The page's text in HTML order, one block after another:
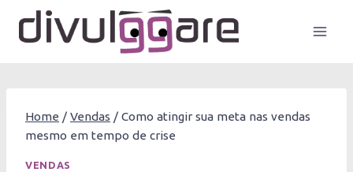
para
Home / Vendas / Como atingir sua meta nas vendas
mesmo em tempo de crise
VENDAS